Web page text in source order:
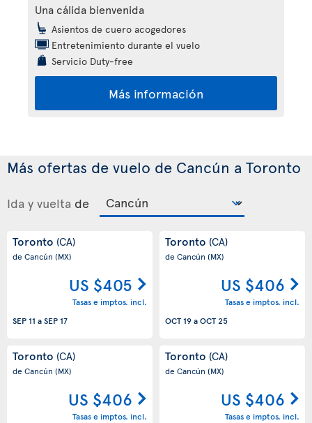
Una cálida bienvenida
Asientos de cuero acogedores
Entretenimiento durante el vuelo
Servicio Duty-free
Más información
Más ofertas de vuelo de Cancún a Toronto
Ida y vuelta de
Toronto (CA)
de Cancún (MX)
US $405
Tasas e imptos. incl.
SEP 11 aSEP 17
Toronto (CA)
de Cancún (MX)
US $406
Tasas e imptos. incl.
OCT 19aOCT 25
Toronto (CA)
de Cancún (MX)
US $406
Tasas e imptos. incl.
Toronto (CA)
de Cancún (MX)
US $406
Tasas e imptos. incl.